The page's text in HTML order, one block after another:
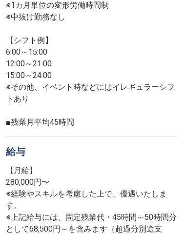
※1カ月単位の変形労働時間制
※中抜け勤務なし
【シフト例】
6:00～15:00
12:00～21:00
15:00～24:00
※その他、イベント時などにはイレギュラーシフ
トあり
■残業月平均45時間
給与
【月給】
280,000円〜
※経験やスキルを考慮した上で、優遇いたしま
す。
※上記給与には、固定残業代・45時間～50時間分
として68,500円～を含みます（超過分別途支